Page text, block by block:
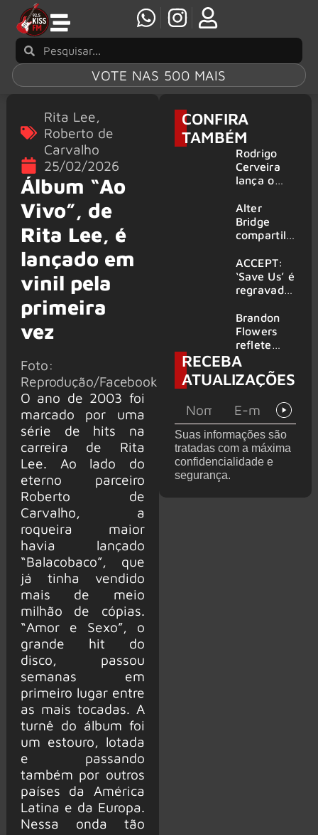
VOTE NAS 500 MAIS
Rita Lee,
Roberto de
Carvalho
25/02/2026
Álbum “Ao
Vivo”, de
Rita Lee, é
lançado em
vinil pela
primeira
vez
Foto:
Reprodução/Facebook
O ano de 2003 foi
marcado por uma
série de hits na
carreira de Rita
Lee. Ao lado do
eterno parceiro
Roberto de
Carvalho, a
roqueira maior
havia lançado
“Balacobaco”, que
já tinha vendido
mais de meio
milhão de cópias.
“Amor e Sexo”, o
grande hit do
disco, passou
semanas em
primeiro lugar entre
as mais tocadas. A
turnê do álbum foi
um estouro, lotada
e passando
também por outros
países da América
Latina e da Europa.
Nessa onda tão
CONFIRA
TAMBÉM
Rodrigo
Cerveira
lança o
Searcher”
Alter
Bridge
compartilh
vivo de
“Fortress”
gravada
am Ring
2026
ACCEPT:
‘Save Us’ é
regravada
membros
do GHOST
e KORN
Brandon
Flowers
reflete
sobre o
futuro e
levanta
de de
deixar os
palcos
RECEBA
ATUALIZAÇÕES
Suas informações são
tratadas com a máxima
confidencialidade e
segurança.